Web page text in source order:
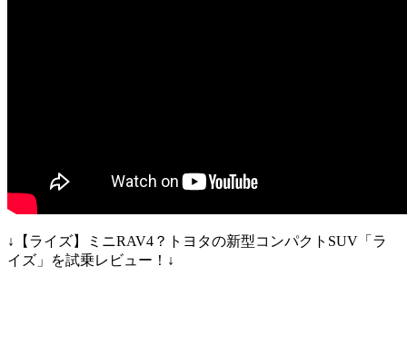
↓【ライズ】ミニRAV4？トヨタの新型コンパクトSUV「ラ
イズ」を試乗レビュー！↓